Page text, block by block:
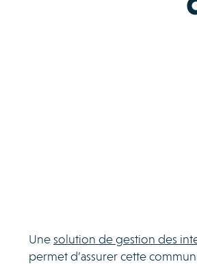
Une solution de gestion des
permet d’assurer cette